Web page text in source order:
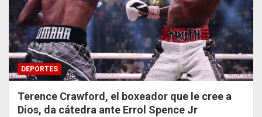
DEPORTES
Terence Crawford, el boxeador que le cree a
Dios, da cátedra ante Errol Spence Jr